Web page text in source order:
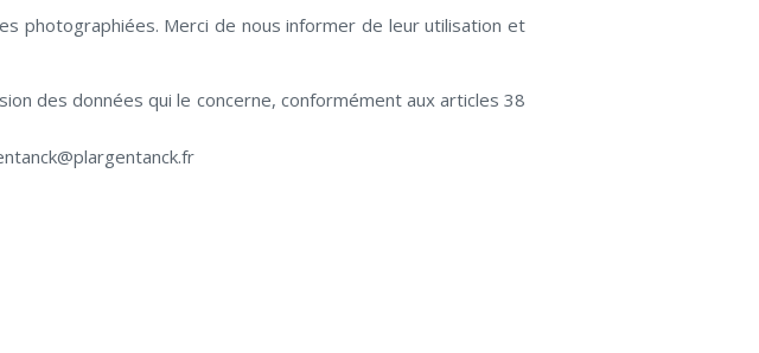
photographiées. Merci de nous informer de leur utilisation et
des données qui le concerne, conformément aux articles 38